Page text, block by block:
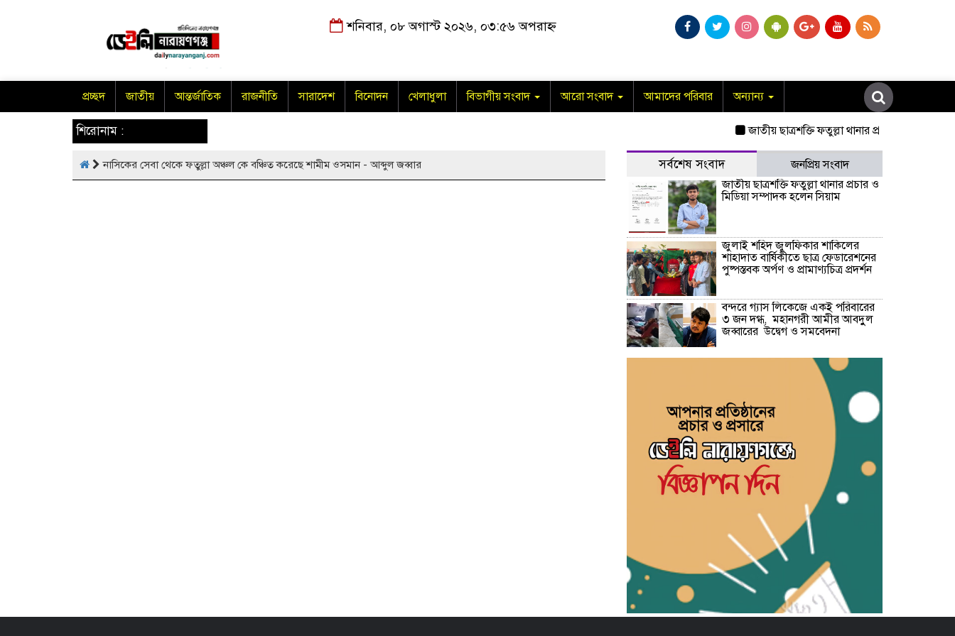
শনিবার, ০৮ অগাস্ট ২০২৬, ০৩:৫৬ অপরাহ্ন
প্রচ্ছদ জাতীয় আন্তর্জাতিক রাজনীতি সারাদেশ বিনোদন খেলাধুলা বিভাগীয় সংবাদ আরো সংবাদ আমাদের পরিবার অন্যান্য
শিরোনাম : জাতীয় ছাত্রশক্তি ফতুল্লা থানার প্রচার ও মিডিয়া
নাসিকের সেবা থেকে ফতুল্লা অঞ্চল কে বঞ্চিত করেছে শামীম ওসমান - আব্দুল জব্বার সর্বশেষ সংবাদ
জনপ্রিয় সংবাদ
জাতীয় ছাত্রশক্তি ফতুল্লা থানার প্রচার ও
মিডিয়া সম্পাদক হলেন সিয়াম
​জুলাই শহিদ জুলফিকার শাকিলের
শাহাদাত বার্ষিকীতে ছাত্র ফেডারেশনের
পুষ্পস্তবক অর্পণ ও প্রামাণ্যচিত্র প্রদর্শন
বন্দরে গ্যাস লিকেজে একই পরিবারের
৩ জন দগ্ধ, মহানগরী আমীর আবদুুল
জব্বারের উদ্বেগ ও সমবেদনা
মাদক ও ছিনতাই এর বিরুদ্ধে ১নং
বাবুরাইলে প্রস্তুতিমূলক আলোচনা সভা
সাহিত্য জোট নারায়ণগঞ্জের কবিতা পাঠ
ও সাহিত্য আলোচনায় মুখরিত অনুষ্ঠান
‘স্বপ্ন, সেবা ও সমৃদ্ধি’ স্লোগানে
নারায়ণগঞ্জে সহযাত্রী মানবকল্যাণ
ফাউন্ডেশনের যাত্রা শুরু
রাজনৈতিক ব্যানার ব্যবহার করে
চাঁদাবাজি-সন্ত্রাসবাদসহ মাদক ব্যবসা
বন্ধের আহবান আহমেদুর রহমান তনুর
পানির পাম্পের দাবি নিয়ে বক্তারা-